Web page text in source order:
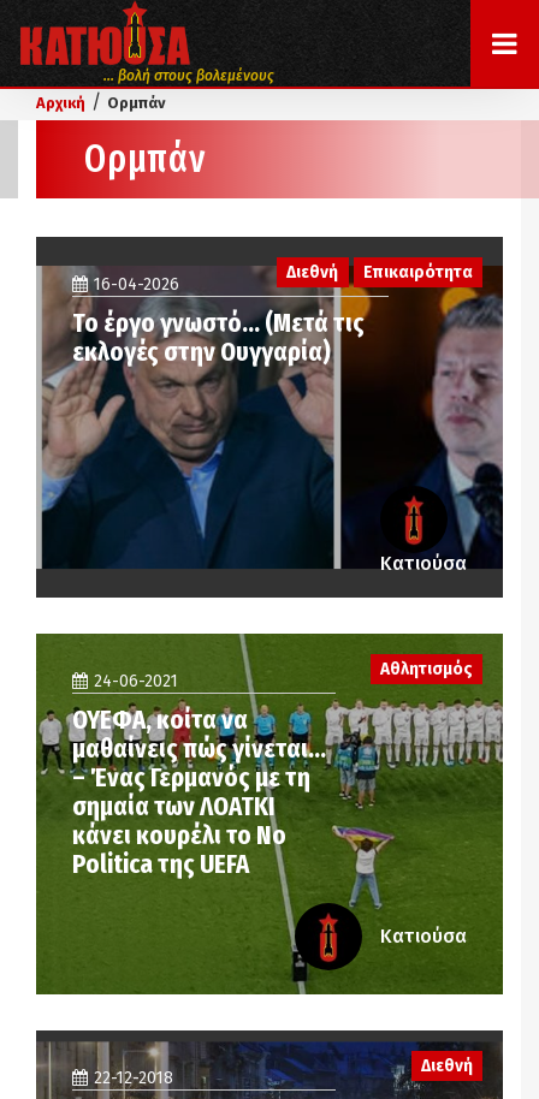
... βολή στους βολεμένους
Αρχική / Ορμπάν
Ορμπάν
Διεθνή Επικαιρότητα
16-04-2026
Το έργο γνωστό… (Μετά τις
εκλογές στην Ουγγαρία)
Κατιούσα
24-06-2021
ΟΥΕΦΑ, κοίτα να
μαθαίνεις πώς γίνεται…
– Ένας Γερμανός με τη
σημαία των ΛΟΑΤΚΙ
κάνει κουρέλι το No
Politica της UEFA
Αθλητισμός
Κατιούσα
22-12-2018
Διεθνή